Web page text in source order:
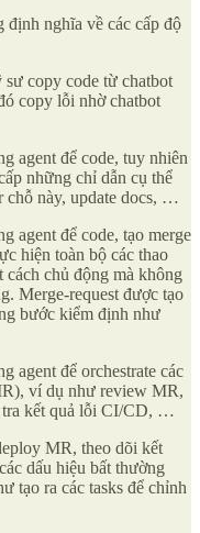
định nghĩa về các cấp độ
copy code từ chatbot
copy lỗi nhờ chatbot
agent để code, tuy nhiên
những chỉ dẫn cụ thể
chỗ này, update docs, …
agent để code, tạo merge
hiện toàn bộ các thao
cách chủ động mà không
Merge-request được tạo
bước kiểm định như
agent để orchestrate các
ví dụ như review MR,
tra kết quả lỗi CI/CD, …
MR, theo dõi kết
dấu hiệu bất thường
tạo ra các tasks để chỉnh